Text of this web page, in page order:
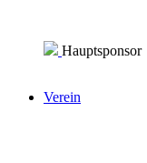
Verein
Hauptsponsor